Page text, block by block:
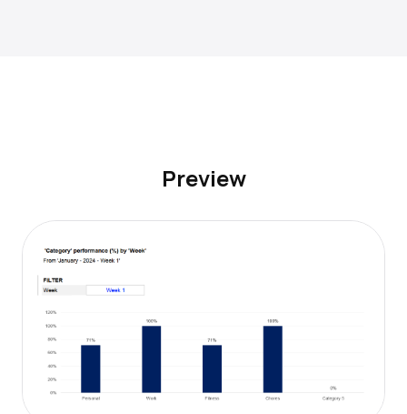
Preview